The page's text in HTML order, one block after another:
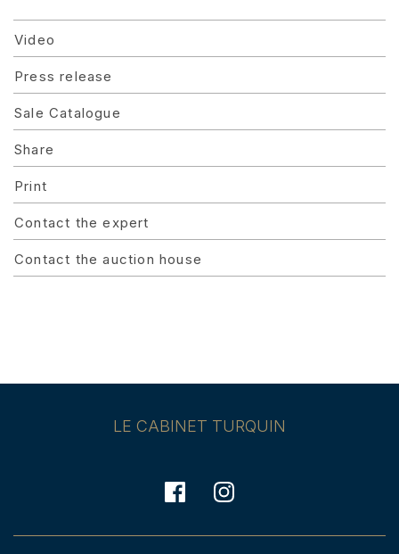
Video
Press release
Sale Catalogue
Share
Print
Contact the expert
Contact the auction house
LE CABINET TURQUIN